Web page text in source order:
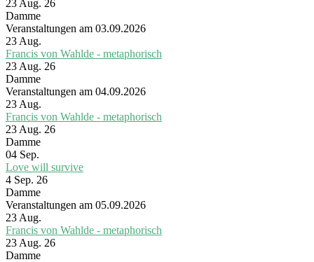
23 Aug. 26
Damme
Veranstaltungen am 03.09.2026
23 Aug.
Francis von Wahlde - metaphorisch
23 Aug. 26
Damme
Veranstaltungen am 04.09.2026
23 Aug.
Francis von Wahlde - metaphorisch
23 Aug. 26
Damme
04 Sep.
Love will survive
4 Sep. 26
Damme
Veranstaltungen am 05.09.2026
23 Aug.
Francis von Wahlde - metaphorisch
23 Aug. 26
Damme